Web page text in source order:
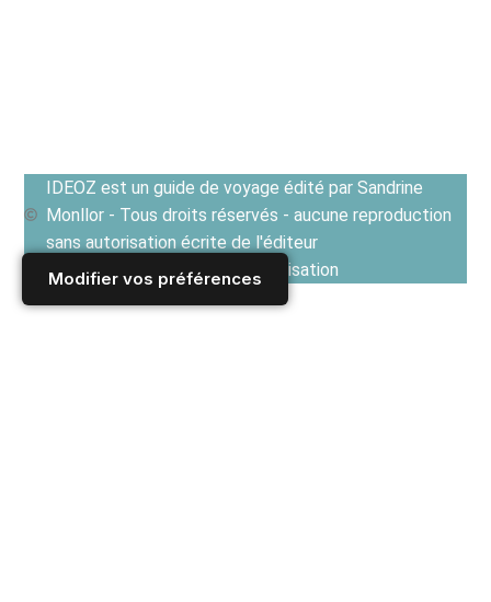
Modifier vos préférences
IDEOZ est un guide de voyage édité par Sandrine
Monllor - Tous droits réservés - aucune reproduction
sans autorisation écrite de l'éditeur
Voir les Conditions générales d'utilisation